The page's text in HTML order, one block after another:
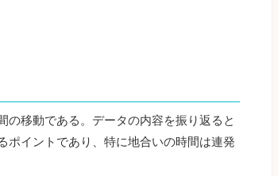
移動である。データの内容を振り返ると
ポイントであり、特に地合いの時間は連発